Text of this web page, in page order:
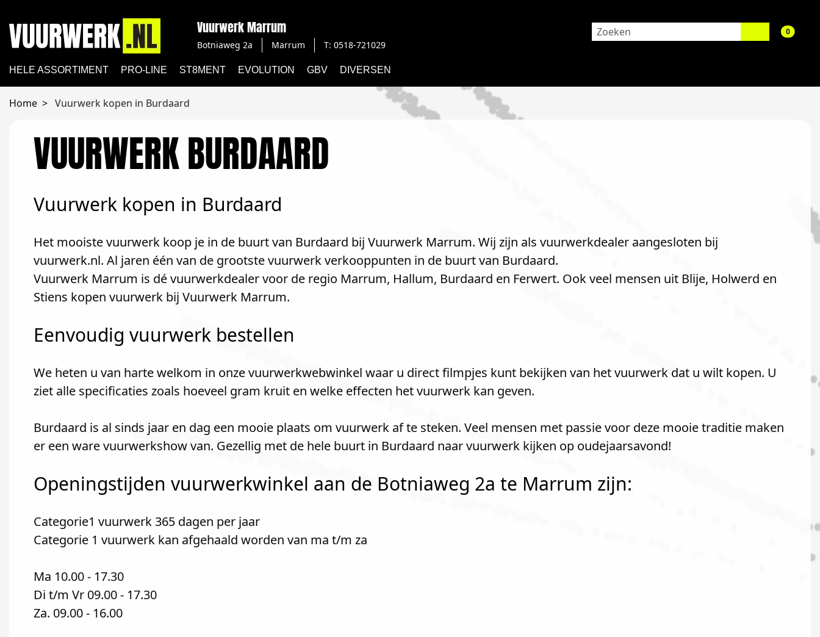
Vuurwerk Marrum
Botniaweg 2a Marrum T: 0518-721029
0aantal
HELE ASSORTIMENT PRO-LINE ST8MENT EVOLUTION GBV DIVERSEN
Home Vuurwerk kopen in Burdaard
VUURWERK BURDAARD
Vuurwerk kopen in Burdaard
Het mooiste vuurwerk koop je in de buurt van Burdaard bij Vuurwerk Marrum. Wij zijn als vuurwerkdealer aangesloten bij
vuurwerk.nl. Al jaren één van de grootste vuurwerk verkooppunten in de buurt van Burdaard.
Vuurwerk Marrum is dé vuurwerkdealer voor de regio Marrum, Hallum, Burdaard en Ferwert. Ook veel mensen uit Blije, Holwerd en
Stiens kopen vuurwerk bij Vuurwerk Marrum.
Eenvoudig vuurwerk bestellen
We heten u van harte welkom in onze vuurwerkwebwinkel waar u direct filmpjes kunt bekijken van het vuurwerk dat u wilt kopen. U
ziet alle specificaties zoals hoeveel gram kruit en welke effecten het vuurwerk kan geven.
Burdaard is al sinds jaar en dag een mooie plaats om vuurwerk af te steken. Veel mensen met passie voor deze mooie traditie maken
er een ware vuurwerkshow van. Gezellig met de hele buurt in Burdaard naar vuurwerk kijken op oudejaarsavond!
Openingstijden vuurwerkwinkel aan de Botniaweg 2a te Marrum zijn:
Categorie1 vuurwerk 365 dagen per jaar
Categorie 1 vuurwerk kan afgehaald worden van ma t/m za
Ma 10.00 - 17.30
Di t/m Vr 09.00 - 17.30
Za. 09.00 - 16.00